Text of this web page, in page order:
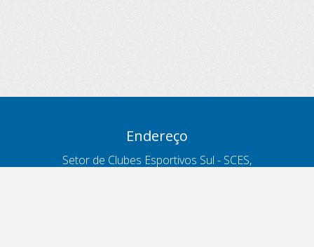
Endereço
Setor de Clubes Esportivos Sul - SCES,